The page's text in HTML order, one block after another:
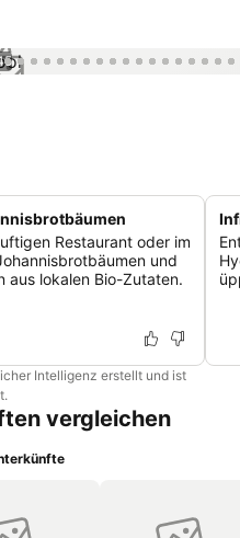
Restaurant oder im
und
aus lokalen Bio-Zutaten.
Intelligenz erstellt und ist
vergleichen